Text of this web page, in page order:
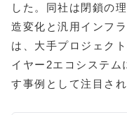
した。同社は閉鎖の
造変化と汎用インフ
は、大手プロジェク
イヤー2エコシステム
す事例として注目され